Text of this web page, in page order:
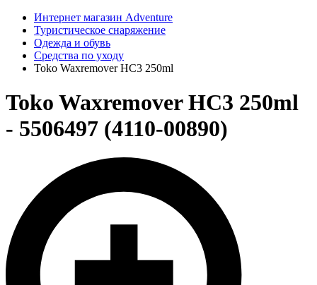
Интернет магазин Adventure
Туристическое снаряжение
Одежда и обувь
Средства по уходу
Toko Waxremover HC3 250ml
Toko Waxremover HC3 250ml
- 5506497 (4110-00890)